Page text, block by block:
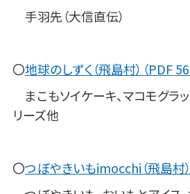
手羽先（大信直伝）
〇地球のしずく（飛島村）（PDF
まこもソイケーキ、マコモグラ
リーズ他
〇つぼやきいもimocchi（飛島村）